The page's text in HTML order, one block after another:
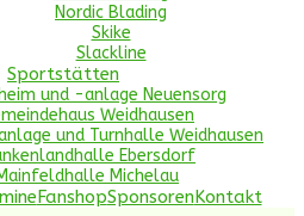
Nordic Blading
Skike
Slackline
Sportstätten
und -anlage Neuensorg
Weidhausen
und Turnhalle Weidhausen
Ebersdorf
Michelau
FanshopSponsorenKontakt